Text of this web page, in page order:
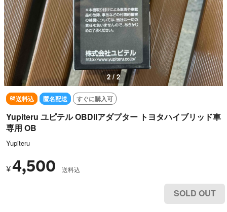
2 / 2
送料込 匿名配送 すぐに購入可
Yupiteru ユピテル OBDIIアダプター トヨタハイブリッド車
専用 OB
Yupiteru
¥4,500 送料込
SOLD OUT